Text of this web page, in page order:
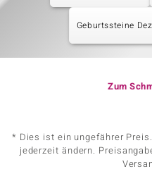
Geburtssteine
Zum
* Dies ist ein ungefährer
jederzeit ändern.